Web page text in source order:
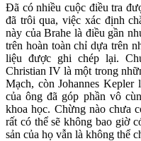
Đã có nhiều cuộc điều tra
đã trôi qua, việc xác định
này của Brahe là điều gần
trên hoàn toàn chỉ dựa trên
liệu được ghi chép lại.
Christian IV là một trong
Mạch, còn Johannes Kepler
của ông đã góp phần vô
khoa học. Chừng nào chưa
rất có thể sẽ không bao giờ
sản của họ vẫn là không thể